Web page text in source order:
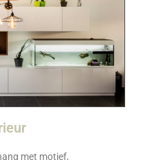
met motief,